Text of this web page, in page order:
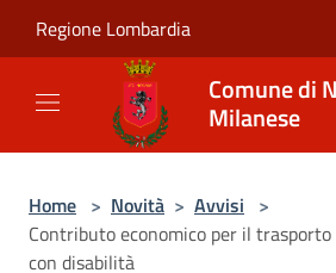
Regione Lombardia
Comune di
Milanese
Home > Novità > Avvisi >
Contributo economico per il
con disabilità